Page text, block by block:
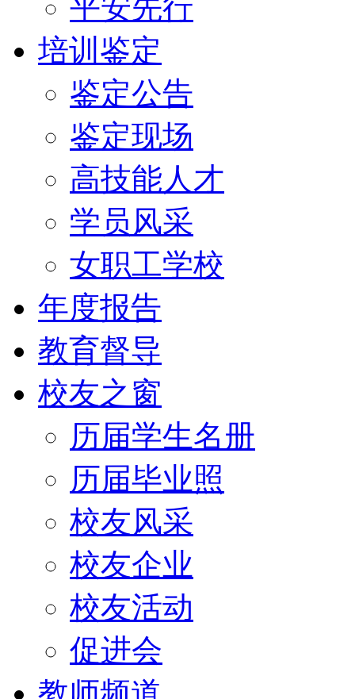
平安先行
培训鉴定
鉴定公告
鉴定现场
高技能人才
学员风采
女职工学校
年度报告
教育督导
校友之窗
历届学生名册
历届毕业照
校友风采
校友企业
校友活动
促进会